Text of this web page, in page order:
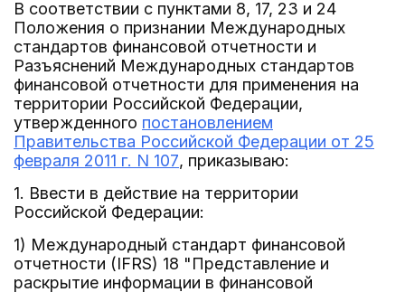
В соответствии с пунктами 8, 17, 23 и 24
Положения о признании Международных
стандартов финансовой отчетности и
Разъяснений Международных стандартов
финансовой отчетности для применения на
территории Российской Федерации,
утвержденного постановлением
Правительства Российской Федерации от 25
февраля 2011 г. N 107, приказываю:
1. Ввести в действие на территории
Российской Федерации:
1) Международный стандарт финансовой
отчетности (IFRS) 18 "Представление и
раскрытие информации в финансовой